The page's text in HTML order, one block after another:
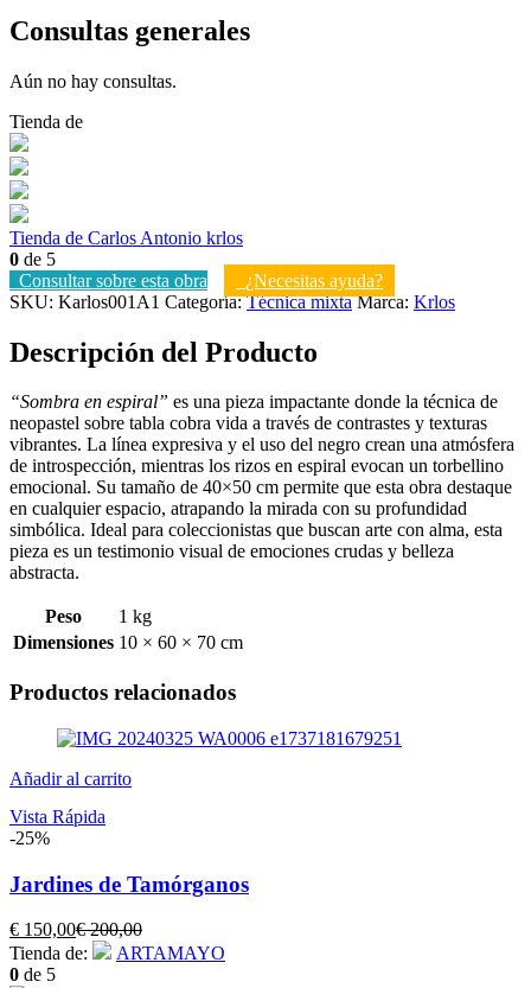
Consultas generales
Aún no hay consultas.
Tienda de
Tienda de Carlos Antonio krlos
0 de 5
Consultar sobre esta obra
¿Necesitas ayuda?
SKU: Karlos001A1 Categoría:Técnica mixta Marca: Krlos
Descripción del Producto
“Sombra en espiral” es una pieza impactante donde la técnica de
neopastel sobre tabla cobra vida a través de contrastes y texturas
vibrantes. La línea expresiva y el uso del negro crean una atmósfera
de introspección, mientras los rizos en espiral evocan un torbellino
emocional. Su tamaño de 40×50 cm permite que esta obra destaque
en cualquier espacio, atrapando la mirada con su profundidad
simbólica. Ideal para coleccionistas que buscan arte con alma, esta
pieza es un testimonio visual de emociones crudas y belleza
abstracta.
Peso
1 kg
Dimensiones 10 × 60 × 70 cm
Productos relacionados
Añadir al carrito
Vista Rápida
-25%
Jardines de Tamórganos
€ 150,00El
precio
€200,00El
precio
Tienda de:
ARTAMAYO
0 de 5